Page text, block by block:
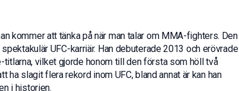
kommer att tänka på när man talar om MMA-fighters. Den
UFC-karriär. Han debuterade 2013 och erövrade
vilket gjorde honom till den första som höll två
ha slagit flera rekord inom UFC, bland annat är kan han
i historien.